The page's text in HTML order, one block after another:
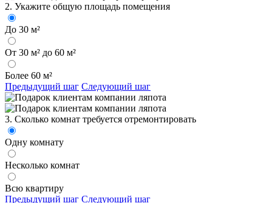
2. Укажите общую площадь помещения
До 30 м²
От 30 м² до 60 м²
Более 60 м²
Предыдущий шаг Следующий шаг
3. Сколько комнат требуется отремонтировать
Одну комнату
Несколько комнат
Всю квартиру
Предыдущий шаг Следующий шаг